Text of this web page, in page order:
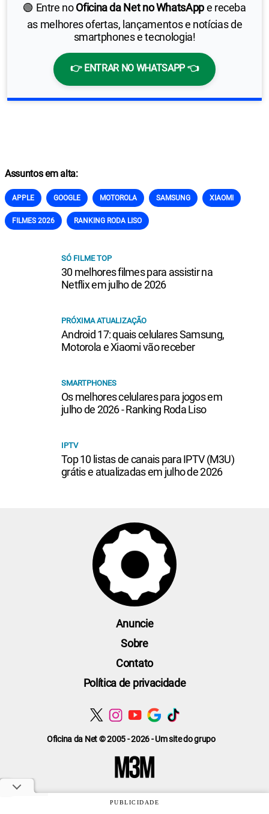
🟢 Entre noOficina da Net no WhatsAppe receba
as melhores ofertas, lançamentos e notícias de
smartphones e tecnologia!
👉 ENTRAR NO WHATSAPP 👈
Assuntos em alta:
APPLE GOOGLE MOTOROLA SAMSUNG XIAOMI
FILMES 2026 RANKING RODA LISO
SÓ FILME TOP
30 melhores filmes para assistir na
Netflix em julho de 2026
PRÓXIMA ATUALIZAÇÃO
Android 17: quais celulares Samsung,
Motorola e Xiaomi vão receber
SMARTPHONES
Os melhores celulares para jogos em
julho de 2026 - Ranking Roda Liso
IPTV
Top 10 listas de canais para IPTV (M3U)
grátis e atualizadas em julho de 2026
Oficina da Net © 2005 - 2026 - Um site do grupo
Anuncie
Sobre
Contato
Política de privacidade
PUBLICIDADE